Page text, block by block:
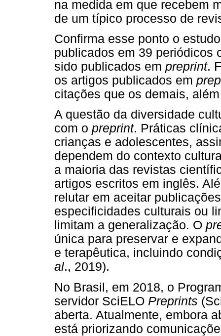
na medida em que recebem
de um típico processo de
Confirma esse ponto o
publicados em 39 periódicos
sido publicados em preprint.
os artigos publicados em
citações que os demais,
A questão da diversidade
com o preprint. Práticas
crianças e adolescentes,
dependem do contexto
a maioria das revistas
artigos escritos em inglês.
relutar em aceitar
especificidades culturais ou
limitam a generalização. O
única para preservar e
e terapêutica, incluindo
al., 2019).
No Brasil, em 2018, o
servidor SciELO Preprints
aberta. Atualmente, embora
está priorizando